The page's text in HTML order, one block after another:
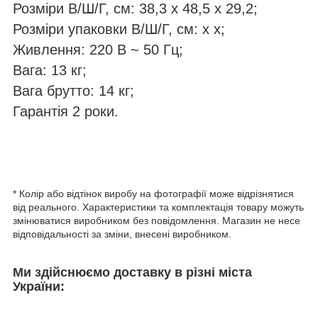
Розміри В/Ш/Г, см: 38,3 х 48,5 х 29,2;
Розміри упаковки В/Ш/Г, см: х х;
Живлення: 220 В ~ 50 Гц;
Вага: 13 кг;
Вага брутто: 14 кг;
Гарантія 2 роки.
* Колір або відтінок виробу на фотографії може відрізнятися
від реального. Характеристики та комплектація товару можуть
змінюватися виробником без повідомлення. Магазин не несе
відповідальності за зміни, внесені виробником.
Ми здійснюємо доставку в різні міста
України: